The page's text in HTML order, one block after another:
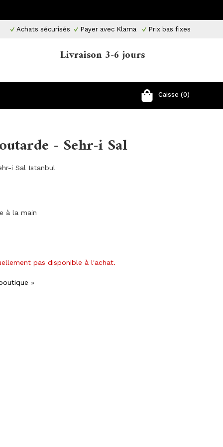
Achats sécurisés Payer avec Klarna Prix ​​bas fixes
Livraison 3-6 jours
Caisse (0)
- Sehr-i Sal
i Sal Istanbul
à la main
pas disponible à l'achat.
»